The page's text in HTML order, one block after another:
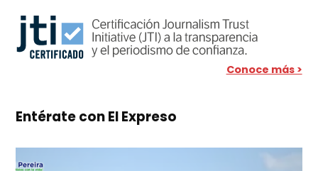
Conoce más >
Entérate con El Expreso